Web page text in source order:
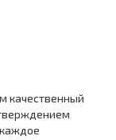
качественный